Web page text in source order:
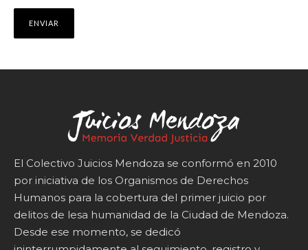
El Colectivo Juicios Mendoza se conformó en 2010
por iniciativa de los Organismos de Derechos
Humanos para la cobertura del primer juicio por
delitos de lesa humanidad de la Ciudad de Mendoza.
Desde ese momento, se dedicó